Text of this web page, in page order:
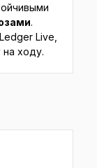
.
Live,
на ходу.